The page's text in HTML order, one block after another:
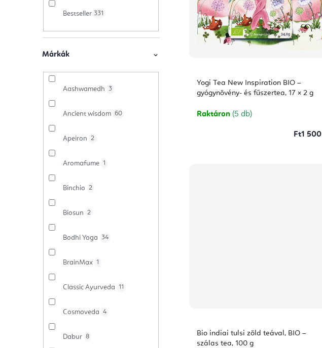
a
n
e
Bestseller 331
Márkák
Aashwamedh 3
Ancient wisdom 60
Apeiron 2
Aromafume 1
Binchio 2
Biosun 2
Bodhi Yoga 34
BrainMax 1
Classic Ayurveda 11
Cosmoveda 4
Dabur 8
Yogi Tea New Inspiration BIO –
gyógynövény- és fűszertea, 17 × 2 g
Raktáron (5 db)
Ft1 500
Bio indiai tulsi zöld teával, BIO –
szálas tea, 100 g